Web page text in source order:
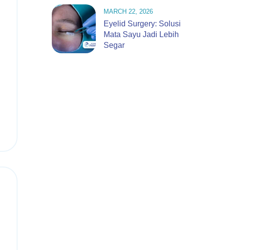
MARCH 22, 2026
Eyelid Surgery: Solusi
Mata Sayu Jadi Lebih
Segar